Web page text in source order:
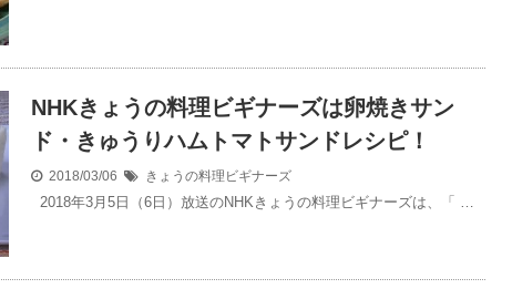
NHKきょうの料理ビギナーズは卵焼きサン
ド・きゅうりハムトマトサンドレシピ！
2018/03/06 きょうの料理ビギナーズ
2018年3月5日（6日）放送のNHKきょうの料理ビギナーズは、「 …